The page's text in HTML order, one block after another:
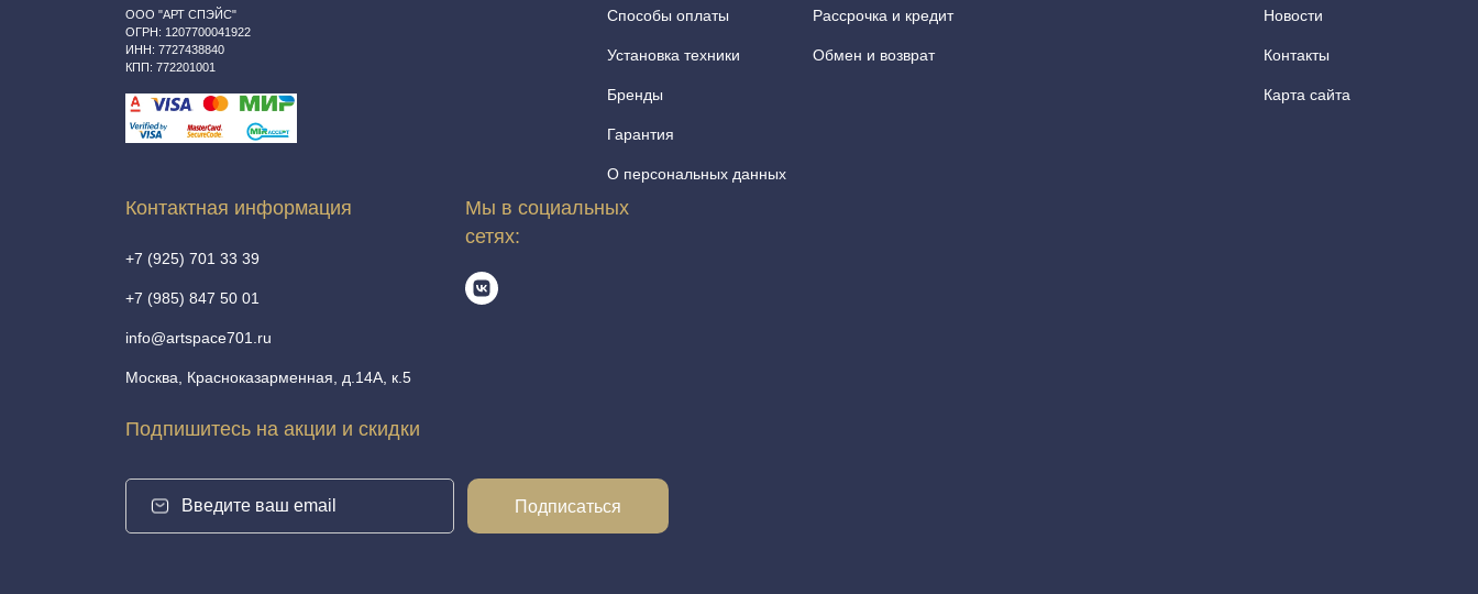
ООО "АРТ СПЭЙС"
ОГРН: 1207700041922
ИНН: 7727438840
КПП: 772201001
Способы оплаты
Установка техники
Бренды
Гарантия
О персональных данных
Рассрочка и кредит
Обмен и возврат
Новости
Контакты
Карта сайта
Контактная информация
+7 (925) 701 33 39
+7 (985) 847 50 01
info@artspace701.ru
Москва, Красноказарменная, д.14А, к.5
Мы в социальных
сетях:
Подпишитесь на акции и скидки
Подписаться